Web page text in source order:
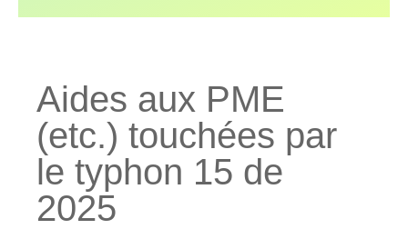
Aides aux PME
(etc.) touchées par
le typhon 15 de
2025